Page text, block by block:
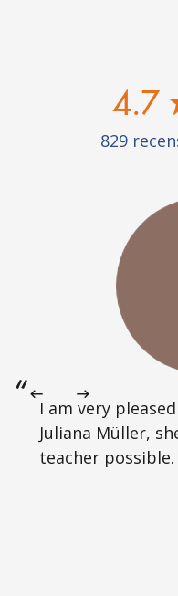
4.7
829
I am very
Juliana Müller,
teacher possible.